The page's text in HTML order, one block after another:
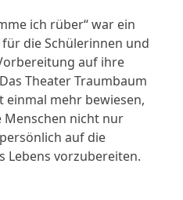
ich rüber“ war ein
die Schülerinnen und
auf ihre
Theater Traumbaum
einmal mehr bewiesen,
Menschen nicht nur
auf die
Lebens vorzubereiten.